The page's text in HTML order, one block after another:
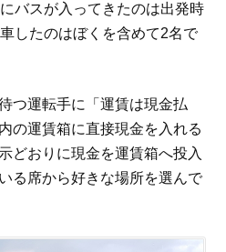
バスが入ってきたのは出発時
したのはぼくを含めて2名で
つ運転手に「運賃は現金払
の運賃箱に直接現金を入れる
どおりに現金を運賃箱へ投入
る席から好きな場所を選んで